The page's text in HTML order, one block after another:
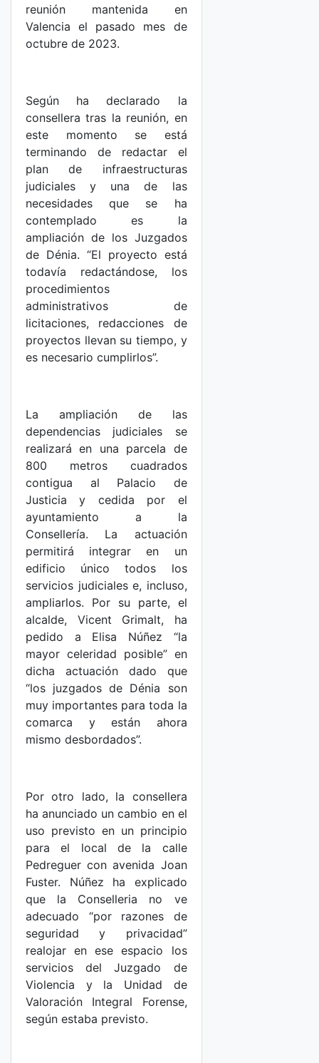
reunión mantenida en
Valencia el pasado mes de
octubre de 2023.
Según ha declarado la
consellera tras la reunión, en
este momento se está
terminando de redactar el
plan de infraestructuras
judiciales y una de las
necesidades que se ha
contemplado es la
ampliación de los Juzgados
de Dénia. “El proyecto está
todavía redactándose, los
procedimientos
administrativos de
licitaciones, redacciones de
proyectos llevan su tiempo, y
es necesario cumplirlos”.
La ampliación de las
dependencias judiciales se
realizará en una parcela de
800 metros cuadrados
contigua al Palacio de
Justicia y cedida por el
ayuntamiento a la
Consellería. La actuación
permitirá integrar en un
edificio único todos los
servicios judiciales e, incluso,
ampliarlos. Por su parte, el
alcalde, Vicent Grimalt, ha
pedido a Elisa Núñez “la
mayor celeridad posible” en
dicha actuación dado que
“los juzgados de Dénia son
muy importantes para toda la
comarca y están ahora
mismo desbordados”.
Por otro lado, la consellera
ha anunciado un cambio en el
uso previsto en un principio
para el local de la calle
Pedreguer con avenida Joan
Fuster. Núñez ha explicado
que la Conselleria no ve
adecuado “por razones de
seguridad y privacidad”
realojar en ese espacio los
servicios del Juzgado de
Violencia y la Unidad de
Valoración Integral Forense,
según estaba previsto.